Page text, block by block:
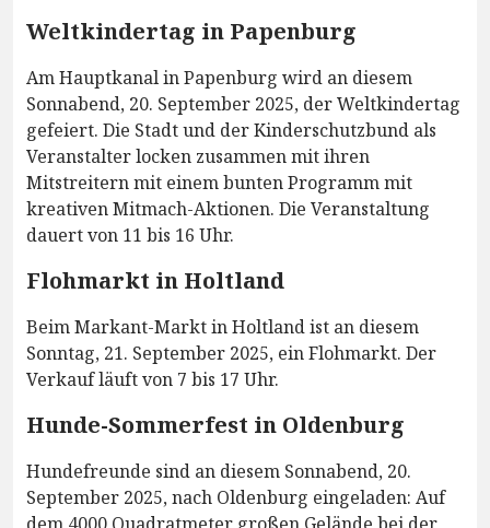
Weltkindertag in Papenburg
Am Hauptkanal in Papenburg wird an diesem
Sonnabend, 20. September 2025, der Weltkindertag
gefeiert. Die Stadt und der Kinderschutzbund als
Veranstalter locken zusammen mit ihren
Mitstreitern mit einem bunten Programm mit
kreativen Mitmach-Aktionen. Die Veranstaltung
dauert von 11 bis 16 Uhr.
Flohmarkt in Holtland
Beim Markant-Markt in Holtland ist an diesem
Sonntag, 21. September 2025, ein Flohmarkt. Der
Verkauf läuft von 7 bis 17 Uhr.
Hunde-Sommerfest in Oldenburg
Hundefreunde sind an diesem Sonnabend, 20.
September 2025, nach Oldenburg eingeladen: Auf